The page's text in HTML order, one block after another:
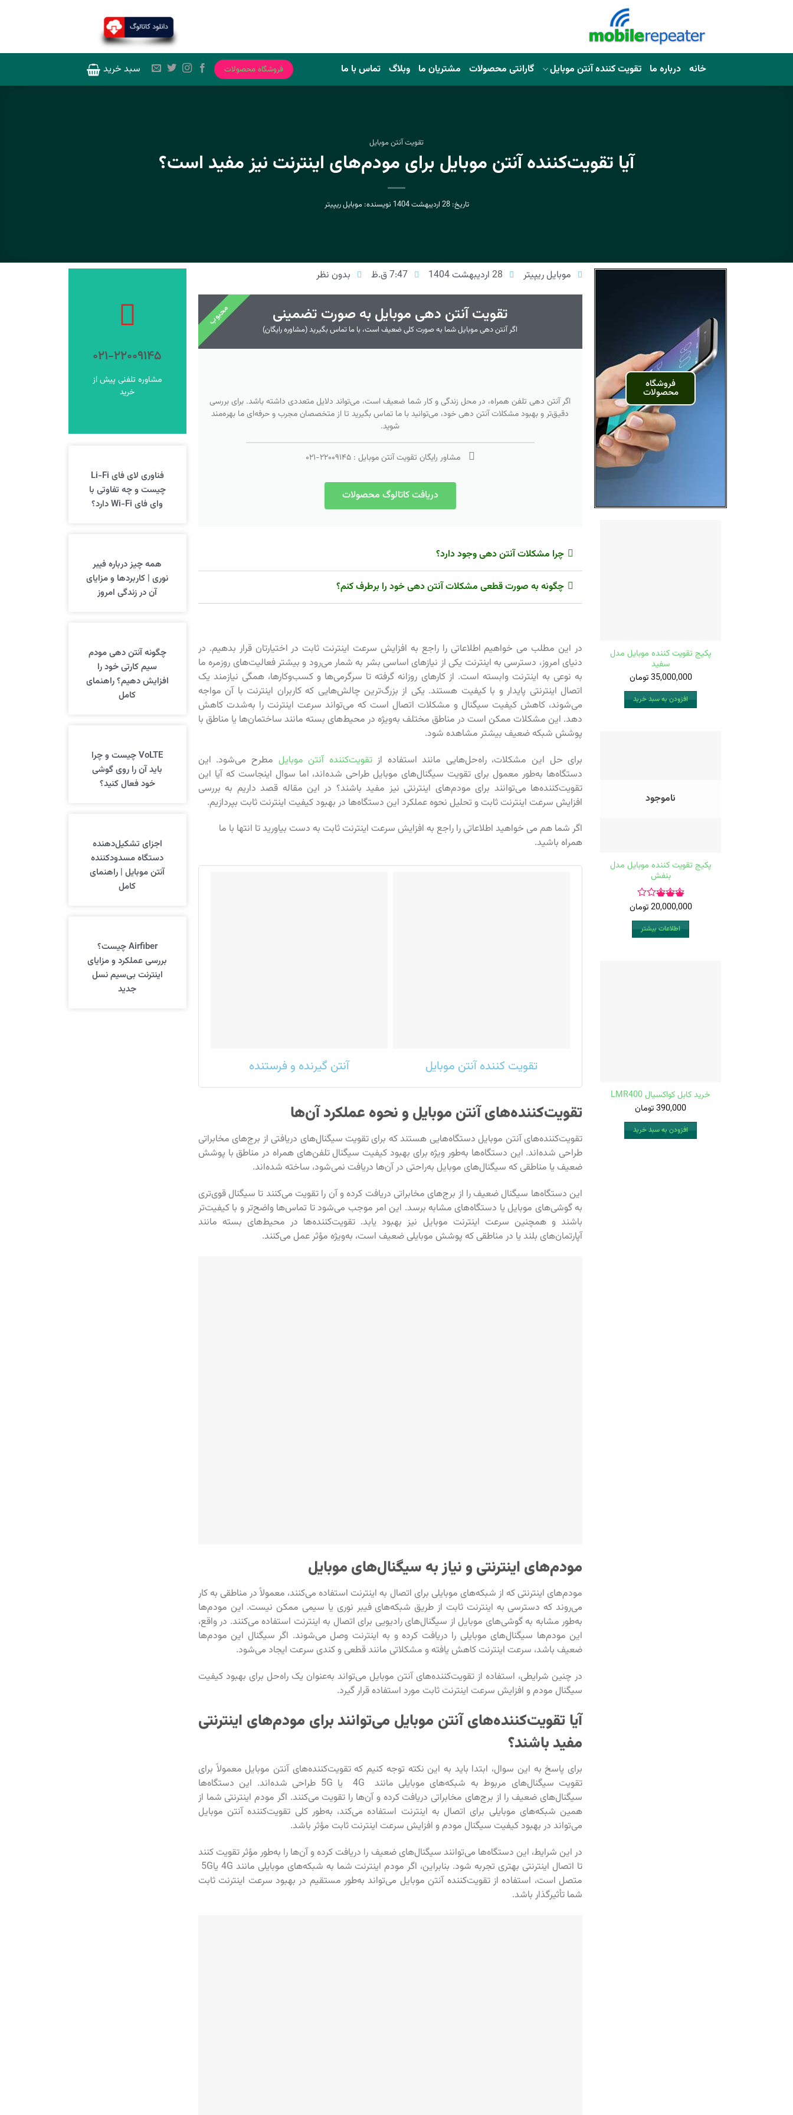
خانه درباره ما تقویت کننده آنتن موبایل گارانتی محصولات مشتریان ما وبلاگ تماس با ما فروشگاه محصولات سبد خرید
تقویت آنتن موبایل
آیا تقویت‌کننده آنتن موبایل برای مودم‌های اینترنت نیز مفید است؟
تاریخ:28 اردیبهشت 1404 نویسنده:موبایل ریپیتر
فروشگاه
محصولات
پکیج تقویت کننده موبایل مدل
سفید
35,000,000تومان
افزودن به سبد خرید
ناموجود
پکیج تقویت کننده موبایل مدل
بنفش
امتیاز
3.00
از 5
20,000,000تومان
اطلاعات بیشتر
خرید کابل کواکسیال LMR400
390,000تومان
افزودن به سبد خرید
موبایل ریپیتر 28 اردیبهشت 1404 7:47 ق.ظ بدون نظر
تقویت آنتن دهی موبایل به صورت تضمینی
اگر آنتن دهی موبایل شما به صورت کلی ضعیف است، با ما تماس بگیرید (مشاوره رایگان)
اگر آنتن دهی تلفن همراه، در محل زندگی و کار شما ضعیف است، می‌تواند دلایل متعددی داشته باشد. برای بررسی
دقیق‌تر و بهبود مشکلات آنتن دهی خود، می‌توانید با ما تماس بگیرید تا از متخصصان مجرب و حرفه‌ای ما بهره‌مند
شوید.
مشاور رایگان تقویت آنتن موبایل :۲۲۰۰۹۱۴۵-۰۲۱
دریافت کاتالوگ محصولات
محبوب
چرا مشکلات آنتن دهی وجود دارد؟
چگونه به صورت قطعی مشکلات آنتن دهی خود را برطرف کنم؟
در این مطلب می خواهیم اطلاعاتی را راجع به افزایش سرعت اینترنت ثابت در اختیارتان قرار بدهیم. در
دنیای امروز، دسترسی به اینترنت یکی از نیازهای اساسی بشر به شمار می‌رود و بیشتر فعالیت‌های روزمره ما
به نوعی به اینترنت وابسته است. از کارهای روزانه گرفته تا سرگرمی‌ها و کسب‌وکارها، همگی نیازمند یک
اتصال اینترنتی پایدار و با کیفیت هستند. یکی از بزرگ‌ترین چالش‌هایی که کاربران اینترنت با آن مواجه
می‌شوند، کاهش کیفیت سیگنال و مشکلات اتصال است که می‌تواند سرعت اینترنت را به‌شدت کاهش
دهد. این مشکلات ممکن است در مناطق مختلف به‌ویژه در محیط‌های بسته مانند ساختمان‌ها یا مناطق با
پوشش شبکه ضعیف بیشتر مشاهده شود.
برای حل این مشکلات، راه‌حل‌هایی مانند استفاده ازتقویت‌کننده آنتن موبایل مطرح می‌شود. این
دستگاه‌ها به‌طور معمول برای تقویت سیگنال‌های موبایل طراحی شده‌اند، اما سوال اینجاست که آیا این
تقویت‌کننده‌ها می‌توانند برای مودم‌های اینترنتی نیز مفید باشند؟ در این مقاله قصد داریم به بررسی
افزایش سرعت اینترنت ثابت و تحلیل نحوه عملکرد این دستگاه‌ها در بهبود کیفیت اینترنت ثابت بپردازیم.
اگر شما هم می خواهید اطلاعاتی را راجع به افزایش سرعت اینترنت ثابت به دست بیاورید تا انتها با ما
همراه باشید.
تقویت کننده آنتن موبایل آنتن گیرنده و فرستنده
تقویت‌کننده‌های آنتن موبایل و نحوه عملکرد آن‌ها
تقویت‌کننده‌های آنتن موبایل دستگاه‌هایی هستند که برای تقویت سیگنال‌های دریافتی از برج‌های مخابراتی
طراحی شده‌اند. این دستگاه‌ها به‌طور ویژه برای بهبود کیفیت سیگنال تلفن‌های همراه در مناطق با پوشش
ضعیف یا مناطقی که سیگنال‌های موبایل به‌راحتی در آن‌ها دریافت نمی‌شود، ساخته شده‌اند.
این دستگاه‌ها سیگنال ضعیف را از برج‌های مخابراتی دریافت کرده و آن را تقویت می‌کنند تا سیگنال قوی‌تری
به گوشی‌های موبایل یا دستگاه‌های مشابه برسد. این امر موجب می‌شود تا تماس‌ها واضح‌تر و با کیفیت‌تر
باشند و همچنین سرعت اینترنت موبایل نیز بهبود یابد. تقویت‌کننده‌ها در محیط‌های بسته مانند
آپارتمان‌های بلند یا در مناطقی که پوشش موبایلی ضعیف است، به‌ویژه مؤثر عمل می‌کنند.
مودم‌های اینترنتی و نیاز به سیگنال‌های موبایل
مودم‌های اینترنتی که از شبکه‌های موبایلی برای اتصال به اینترنت استفاده می‌کنند، معمولاً در مناطقی به کار
می‌روند که دسترسی به اینترنت ثابت از طریق شبکه‌های فیبر نوری یا سیمی ممکن نیست. این مودم‌ها
به‌طور مشابه به گوشی‌های موبایل از سیگنال‌های رادیویی برای اتصال به اینترنت استفاده می‌کنند. در واقع،
این مودم‌ها سیگنال‌های موبایلی را دریافت کرده و به اینترنت وصل می‌شوند. اگر سیگنال این مودم‌ها
ضعیف باشد، سرعت اینترنت کاهش یافته و مشکلاتی مانند قطعی و کندی سرعت ایجاد می‌شود.
در چنین شرایطی، استفاده از تقویت‌کننده‌های آنتن موبایل می‌تواند به‌عنوان یک راه‌حل برای بهبود کیفیت
سیگنال مودم و افزایش سرعت اینترنت ثابت مورد استفاده قرار گیرد.
آیا تقویت‌کننده‌های آنتن موبایل می‌توانند برای مودم‌های اینترنتی
مفید باشند؟
برای پاسخ به این سوال، ابتدا باید به این نکته توجه کنیم که تقویت‌کننده‌های آنتن موبایل معمولاً برای
تقویت سیگنال‌های مربوط به شبکه‌های موبایلی مانند 4G یا 5G طراحی شده‌اند. این دستگاه‌ها
سیگنال‌های ضعیف را از برج‌های مخابراتی دریافت کرده و آن‌ها را تقویت می‌کنند. اگر مودم اینترنتی شما از
همین شبکه‌های موبایلی برای اتصال به اینترنت استفاده می‌کند، به‌طور کلی تقویت‌کننده آنتن موبایل
می‌تواند در بهبود کیفیت سیگنال مودم و افزایش سرعت اینترنت ثابت مؤثر باشد.
در این شرایط، این دستگاه‌ها می‌توانند سیگنال‌های ضعیف را دریافت کرده و آن‌ها را به‌طور مؤثر تقویت کنند
متصل است، استفاده از تقویت‌کننده آنتن موبایل می‌تواند به‌طور مستقیم در بهبود سرعت اینترنت ثابت
شما تأثیرگذار باشد.
۰۲۱-۲۲۰۰۹۱۴۵
مشاوره تلفنی پیش از
خرید
خرید آنلاین
فروشگاه شوید
ورود به
فناوری لای فای Li-Fi
چیست و چه تفاوتی با
وای فای Wi-Fi دارد؟
همه چیز درباره فیبر
نوری | کاربردها و مزایای
آن در زندگی امروز
چگونه آنتن دهی مودم
سیم کارتی خود را
افزایش دهیم؟ راهنمای
کامل
VoLTE چیست و چرا
باید آن را روی گوشی
خود فعال کنید؟
اجزای تشکیل‌دهنده
دستگاه مسدودکننده
آنتن موبایل | راهنمای
کامل
Airfiber چیست؟
بررسی عملکرد و مزایای
اینترنت بی‌سیم نسل
جدید